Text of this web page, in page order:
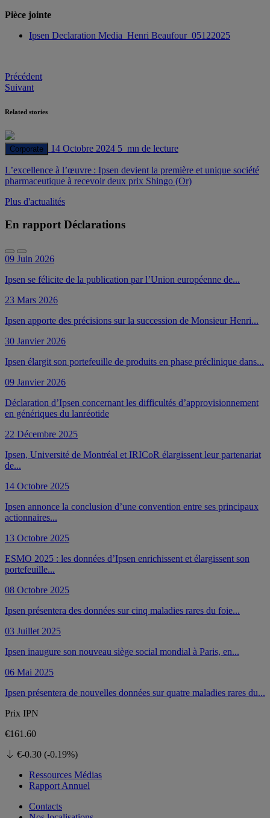
Pièce jointe
Ipsen Declaration Media_Henri Beaufour_05122025
Post
navigation
Précédent
Suivant
Related stories
Corporate 14 Octobre 2024 5 mn de lecture
L’excellence à l’œuvre : Ipsen devient la première et unique société
pharmaceutique à recevoir deux prix Shingo (Or)
Plus d'actualités
En rapport Déclarations
09 Juin 2026
Ipsen se félicite de la publication par l’Union européenne de...
23 Mars 2026
Ipsen apporte des précisions sur la succession de Monsieur Henri...
30 Janvier 2026
Ipsen élargit son portefeuille de produits en phase préclinique dans...
09 Janvier 2026
Déclaration d’Ipsen concernant les difficultés d’approvisionnement
en génériques du lanréotide
22 Décembre 2025
Ipsen, Université de Montréal et IRICoR élargissent leur partenariat
de...
14 Octobre 2025
Ipsen annonce la conclusion d’une convention entre ses principaux
actionnaires...
13 Octobre 2025
ESMO 2025 : les données d’Ipsen enrichissent et élargissent son
portefeuille...
08 Octobre 2025
Ipsen présentera des données sur cinq maladies rares du foie...
03 Juillet 2025
Ipsen inaugure son nouveau siège social mondial à Paris, en...
06 Mai 2025
Ipsen présentera de nouvelles données sur quatre maladies rares du...
Prix ​​IPN
€161.60
€-0.30 (-0.19%)
Ressources Médias
Rapport Annuel
Contacts